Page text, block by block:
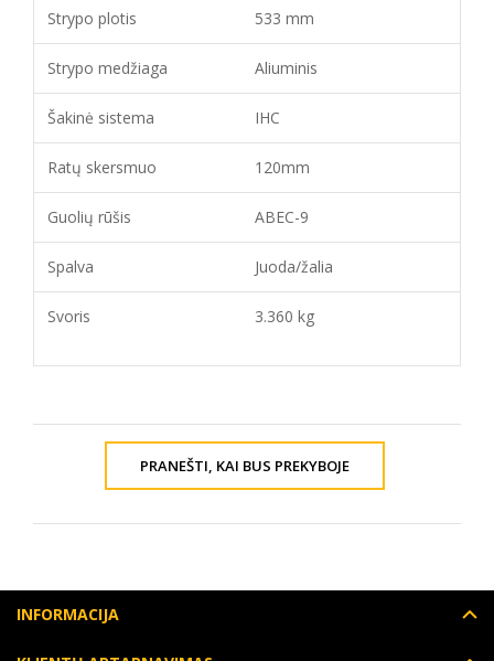
Strypo plotis 533 mm
Strypo medžiaga Aliuminis
Šakinė sistema IHC
Ratų skersmuo 120mm
Guolių rūšis ABEC-9
Spalva Juoda/žalia
Svoris 3.360 kg
PRANEŠTI, KAI BUS PREKYBOJE
INFORMACIJA